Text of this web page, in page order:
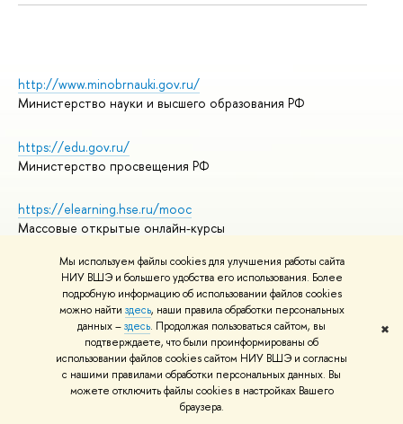
Мы используем файлы cookies для улучшения работы сайта
НИУ ВШЭ и большего удобства его использования. Более
подробную информацию об использовании файлов cookies
можно найти здесь, наши правила обработки персональных
данных –здесь. Продолжая пользоваться сайтом, вы
подтверждаете, что были проинформированы об
использовании файлов cookies сайтом НИУ ВШЭ и согласны
с нашими правилами обработки персональных данных. Вы
можете отключить файлы cookies в настройках Вашего
браузера.
✖
http://www.minobrnauki.gov.ru/
Министерство науки и высшего образования РФ
https://edu.gov.ru/
Министерство просвещения РФ
https://elearning.hse.ru/mooc
Массовые открытые онлайн-курсы
© НИУ ВШЭ 1993–2026
Адреса и контакты
Условия использования материалов
Политика конфиденциальности
Правила применения рекомендательных технологий в НИУ ВШЭ
Карта сайта